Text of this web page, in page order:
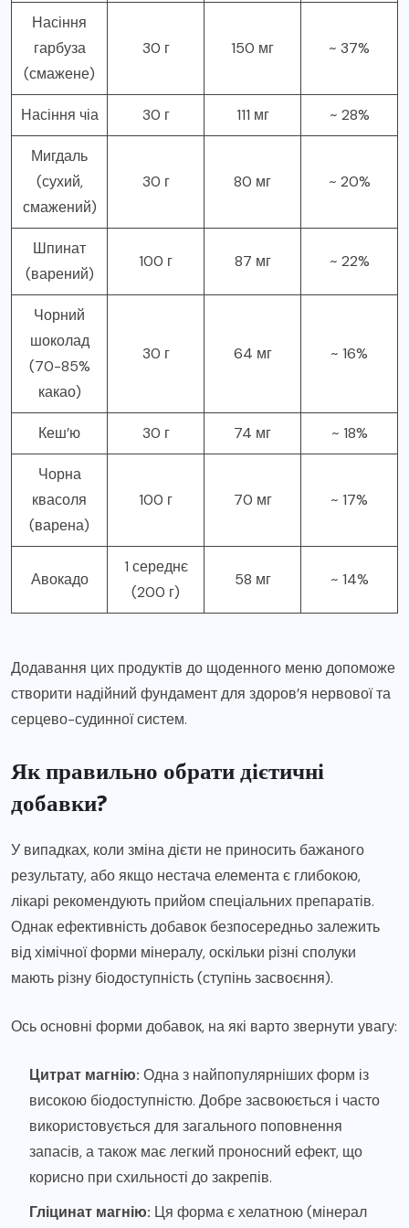
Насіння
гарбуза
(смажене)
30 г 150 мг ~ 37%
Насіння чіа 30 г 111 мг ~ 28%
Мигдаль
(сухий,
смажений)
30 г 80 мг ~ 20%
Шпинат
(варений)
100 г 87 мг ~ 22%
Чорний
шоколад
(70-85%
какао)
30 г 64 мг ~ 16%
Кеш’ю 30 г 74 мг ~ 18%
Чорна
квасоля
(варена)
100 г 70 мг ~ 17%
Авокадо
1 середнє
(200 г)
58 мг ~ 14%
Додавання цих продуктів до щоденного меню допоможе
створити надійний фундамент для здоров’я нервової та
серцево-судинної систем.
Як правильно обрати дієтичні
добавки?
У випадках, коли зміна дієти не приносить бажаного
результату, або якщо нестача елемента є глибокою,
лікарі рекомендують прийом спеціальних препаратів.
Однак ефективність добавок безпосередньо залежить
від хімічної форми мінералу, оскільки різні сполуки
мають різну біодоступність (ступінь засвоєння).
Ось основні форми добавок, на які варто звернути увагу:
Цитрат магнію: Одна з найпопулярніших форм із
високою біодоступністю. Добре засвоюється і часто
використовується для загального поповнення
запасів, а також має легкий проносний ефект, що
корисно при схильності до закрепів.
Гліцинат магнію: Ця форма є хелатною (мінерал